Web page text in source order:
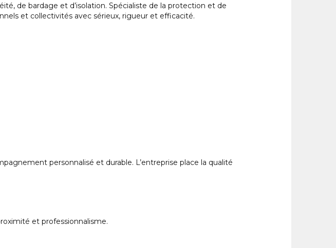
de bardage et d’isolation. Spécialiste de la protection et de
et collectivités avec sérieux, rigueur et efficacité.
personnalisé et durable. L’entreprise place la qualité
et professionnalisme.